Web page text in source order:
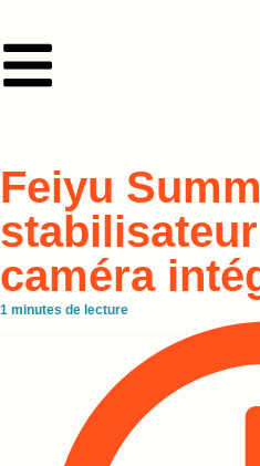
Feiyu
caméra
1 minutes de lecture